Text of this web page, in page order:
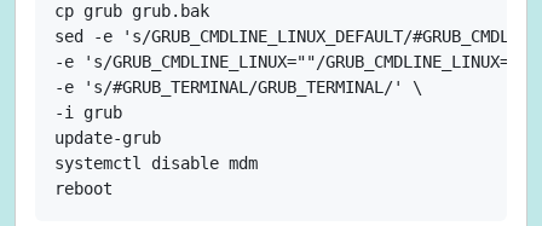
cp grub grub.bak
sed -e 's/GRUB_CMDLINE_LINUX_DEFAULT/
-e 's/GRUB_CMDLINE_LINUX=""/
-e 's/#GRUB_TERMINAL/GRUB_TERMINAL/' \
-i grub
update-grub
systemctl disable mdm